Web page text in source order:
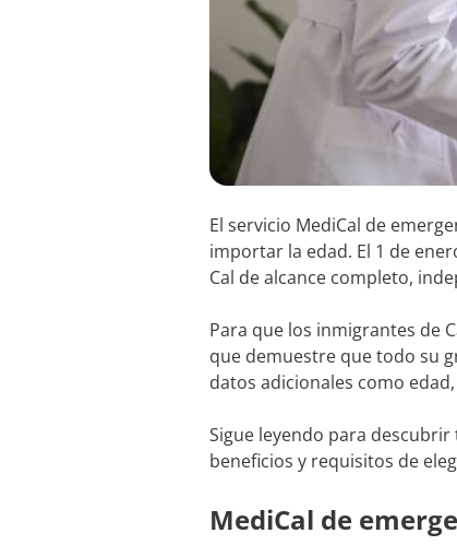
El servicio MediCal de
importar la edad. El 1 de
Cal de alcance completo,
Para que los inmigrantes de
que demuestre que todo su
datos adicionales como
Sigue leyendo para
beneficios y requisitos de
MediCal de